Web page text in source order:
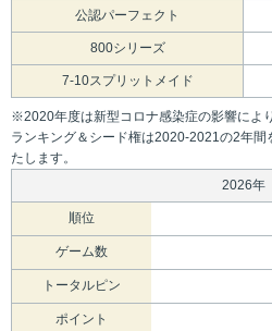
公認パーフェクト
800シリーズ
7-10スプリットメイド
※2020年度は新型コロナ感染症の影響によ
ランキング＆シード権は2020-2021の2年
たします。
2026年
順位
ゲーム数
トータルピン
ポイント